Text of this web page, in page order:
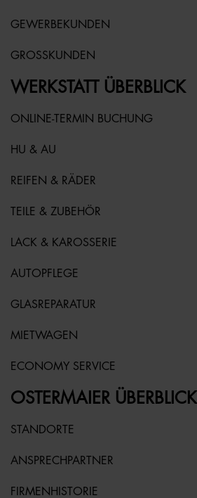
GEWERBEKUNDEN
GROSSKUNDEN
WERKSTATT ÜBERBLICK
ONLINE-TERMIN BUCHUNG
HU & AU
REIFEN & RÄDER
TEILE & ZUBEHÖR
LACK & KAROSSERIE
AUTOPFLEGE
GLASREPARATUR
MIETWAGEN
ECONOMY SERVICE
OSTERMAIER ÜBERBLICK
STANDORTE
ANSPRECHPARTNER
FIRMENHISTORIE